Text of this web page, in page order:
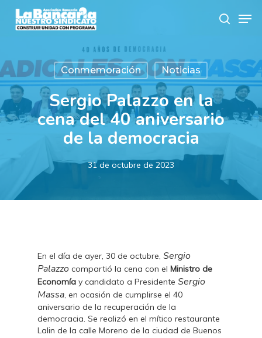
main
search
Conmemoración Noticias
Sergio Palazzo en la
cena del 40 aniversario
de la democracia
31 de octubre de 2023
En el día de ayer, 30 de octubre,Sergio
Palazzo compartió la cena con elMinistro de
Economía y candidato a PresidenteSergio
Massa, en ocasión de cumplirse el 40
aniversario de la recuperación de la
democracia. Se realizó en el mítico restaurante
Lalin de la calle Moreno de la ciudad de Buenos